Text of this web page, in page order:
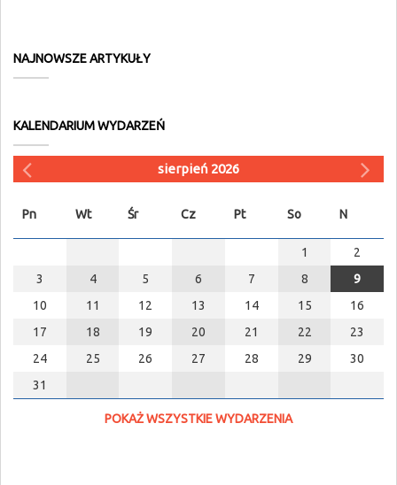
NAJNOWSZE ARTYKUŁY
KALENDARIUM WYDARZEŃ
sierpień 2026
Pn Wt Śr Cz Pt So N
1
2
3
4 5 6 7 8
9
10
11 12 13 14 15
16
17
18 19 20 21 22
23
24
25 26 27 28 29
30
31
POKAŻ WSZYSTKIE WYDARZENIA